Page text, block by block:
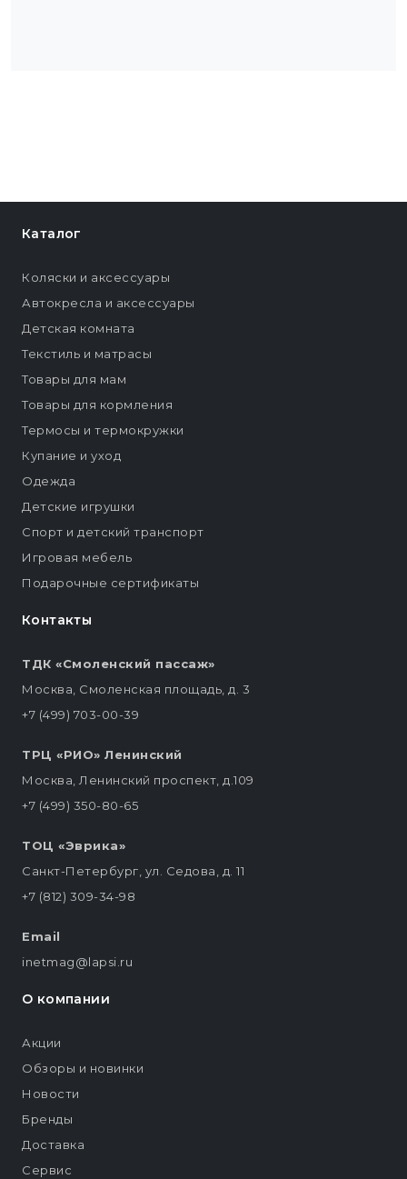
Контакты
ТДК «Смоленский пассаж»
Москва, Смоленская площадь, д. 3
+7 (499) 703-00-39
ТРЦ «РИО» Ленинский
Москва, Ленинский проспект, д.109
+7 (499) 350-80-65
ТОЦ «Эврика»
Санкт-Петербург, ул. Седова, д. 11
+7 (812) 309-34-98
Email
inetmag@lapsi.ru
Каталог
Коляски и аксессуары
Автокресла и аксессуары
Детская комната
Текстиль и матрасы
Товары для мам
Товары для кормления
Термосы и термокружки
Купание и уход
Одежда
Детские игрушки
Спорт и детский транспорт
Игровая мебель
Подарочные сертификаты
О компании
Акции
Обзоры и новинки
Новости
Бренды
Доставка
Сервис